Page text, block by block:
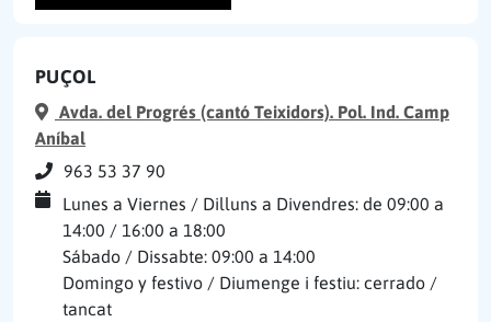
PUÇOL
Avda. del Progrés (cantó Teixidors). Pol. Ind. Camp
Aníbal
963 53 37 90
Lunes a Viernes / Dilluns a Divendres: de 09:00 a
14:00 / 16:00 a 18:00
Sábado / Dissabte: 09:00 a 14:00
Domingo y festivo / Diumenge i festiu: cerrado /
tancat